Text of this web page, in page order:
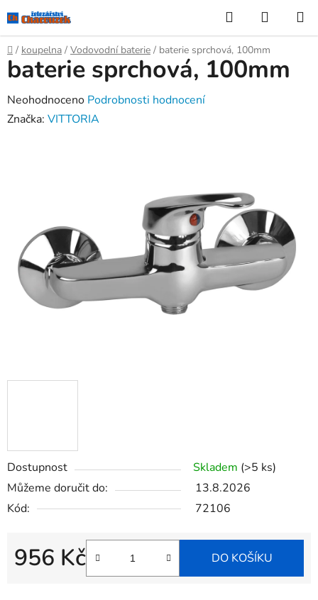
na
obsah
Hledat
KOŠÍK
Domů
/ koupelna / Vodovodní baterie / baterie sprchová, 100mm
Dostupnost Skladem (>5 ks)
Můžeme doručit do:
13.8.2026
Kód:
72106
956 Kč DO KOŠÍKU
baterie sprchová, 100mm
Průměrné
hodnocení
hvězdiček.
Neohodnoceno Podrobnosti hodnocení
Značka: VITTORIA